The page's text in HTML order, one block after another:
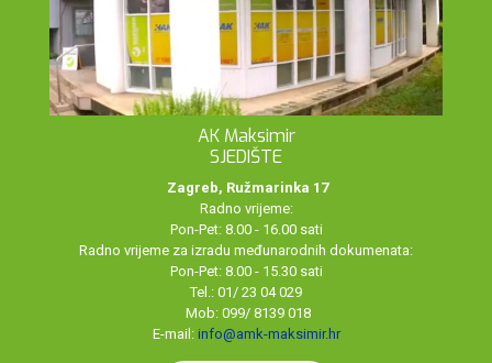
AK Maksimir
SJEDIŠTE
Zagreb, Ružmarinka 17
Radno vrijeme:
Pon-Pet: 8.00 - 16.00 sati
Radno vrijeme za izradu međunarodnih dokumenata:
Pon-Pet: 8.00 - 15.30 sati
Tel.: 01/ 23 04 029
Mob: 099/ 8139 018
E-mail: info@amk-maksimir.hr